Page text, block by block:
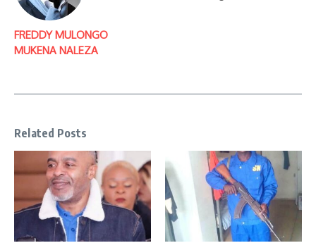
FREDDY MULONGO
MUKENA NALEZA
Related Posts